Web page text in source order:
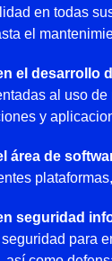
en todas
el
el desarrollo
al uso
y
área de
seguridad
para